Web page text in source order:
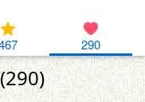
290